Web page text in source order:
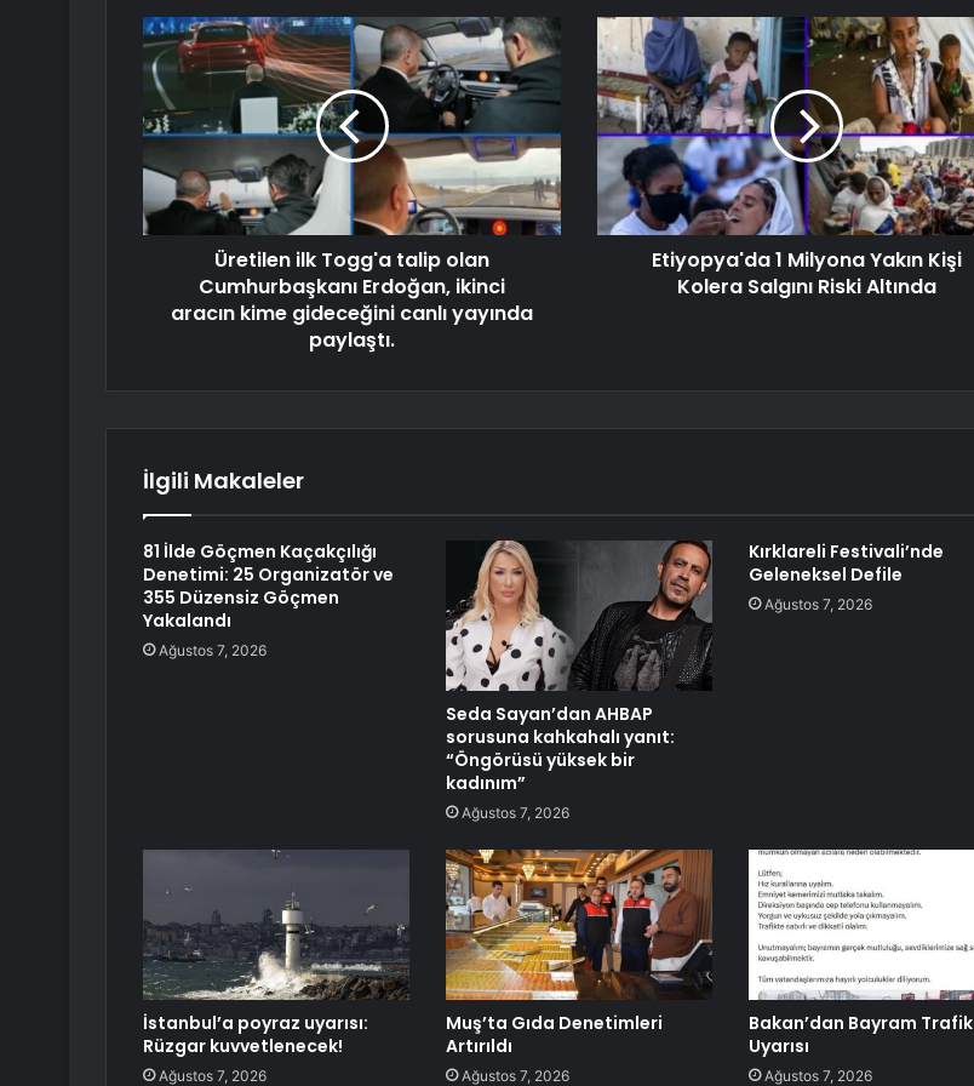
Üretilen ilk Togg'a talip olan
Cumhurbaşkanı Erdoğan, ikinci
aracın kime gideceğini canlı yayında
paylaştı.
Etiyopya'da 1 Milyona Yakın Kişi
Kolera Salgını Riski Altında
İlgili Makaleler
81 İlde Göçmen Kaçakçılığı
Denetimi: 25 Organizatör ve
355 Düzensiz Göçmen
Yakalandı
Ağustos 7, 2026
Seda Sayan’dan AHBAP
sorusuna kahkahalı yanıt:
“Öngörüsü yüksek bir
kadınım”
Ağustos 7, 2026
Kırklareli Festivali’nde
Geleneksel Defile
Ağustos 7, 2026
İstanbul’a poyraz uyarısı:
Rüzgar kuvvetlenecek!
Ağustos 7, 2026
Muş’ta Gıda Denetimleri
Artırıldı
Ağustos 7, 2026
Bakan’dan Bayram Trafik
Uyarısı
Ağustos 7, 2026